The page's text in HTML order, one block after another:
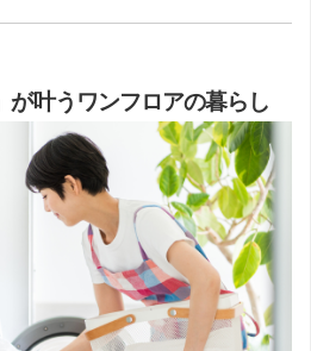
が叶うワンフロアの暮らし